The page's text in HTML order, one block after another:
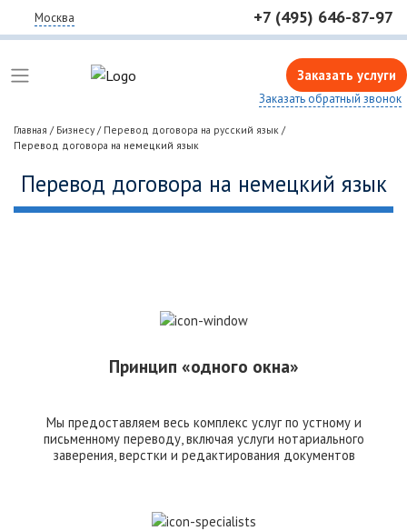
Москва +7 (495) 646-87-97
Заказать услуги
Заказать обратный звонок
Главная / Бизнесу / Перевод договора на русский язык /
Перевод договора на немецкий язык
Перевод договора на немецкий язык
Принцип «одного окна»
Мы предоставляем весь комплекс услуг по устному и
письменному переводу, включая услуги нотариального
заверения, верстки и редактирования документов